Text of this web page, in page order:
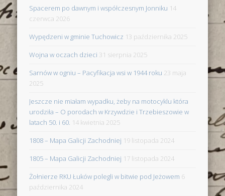
Spacerem po dawnym i współczesnym Jonniku 14
czerwca 2026
Wypędzeni w gminie Tuchowicz 13 października 2025
Wojna w oczach dzieci 31 sierpnia 2025
Sarnów w ogniu – Pacyfikacja wsi w 1944 roku 23 maja
2025
Jeszcze nie miałam wypadku, żeby na motocyklu która
urodziła – O porodach w Krzywdzie i Trzebieszowie w
latach 50. i 60. 14 kwietnia 2025
1808 – Mapa Galicji Zachodniej 19 listopada 2024
1805 – Mapa Galicji Zachodniej 17 listopada 2024
Żołnierze RKU Łuków polegli w bitwie pod Jeżowem 6
października 2024